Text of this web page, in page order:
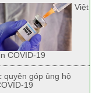
Việt
COVID-19
quyên góp ủng hộ
19